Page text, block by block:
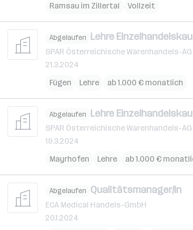
Ramsau im Zillertal
Vollzeit
Abgelaufen Lehre
SPAR Österreichische Warenhandels-AG
21.3.2024
Fügen
Lehre ab 1.000 € monatlich
Abgelaufen Lehre
SPAR Österreichische Warenhandels-AG
19.3.2024
Mayrhofen
Lehre ab 1.000 €
Abgelaufen Qualitätsmanager/in
ECA Medical Handels-GmbH
20.1.2024